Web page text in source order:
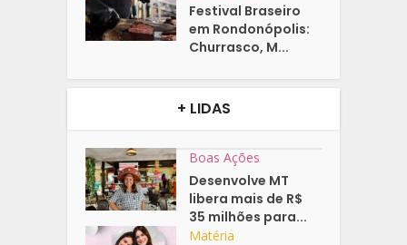
Festival Braseiro
em Rondonópolis:
Churrasco, M...
+ LIDAS
Boas Ações
Desenvolve MT
libera mais de R$
35 milhões para...
Matéria